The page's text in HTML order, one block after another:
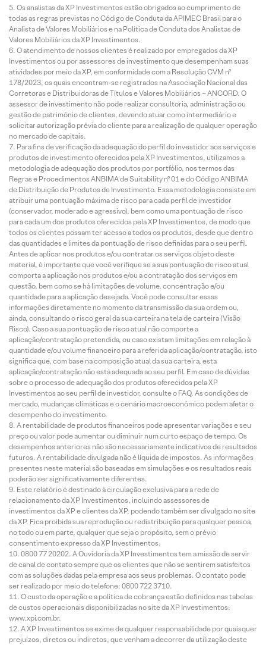
Os analistas da XP Investimentos estão obrigados ao cumprimento de
todas as regras previstas no Código de Conduta da APIMEC Brasil para o
Analista de Valores Mobiliários e na Política de Conduta dos Analistas de
Valores Mobiliários da XP Investimentos.
O atendimento de nossos clientes é realizado por empregados da XP
Investimentos ou por assessores de investimento que desempenham suas
atividades por meio da XP, em conformidade com a Resolução CVM nº
178/2023, os quais encontram-se registrados na Associação Nacional das
Corretoras e Distribuidoras de Títulos e Valores Mobiliários – ANCORD. O
assessor de investimento não pode realizar consultoria, administração ou
gestão de patrimônio de clientes, devendo atuar como intermediário e
solicitar autorização prévia do cliente para a realização de qualquer operação
no mercado de capitais.
Para fins de verificação da adequação do perfil do investidor aos serviços e
produtos de investimento oferecidos pela XP Investimentos, utilizamos a
metodologia de adequação dos produtos por portfólio, nos termos das
Regras e Procedimentos ANBIMA de Suitability nº 01 e do Código ANBIMA
de Distribuição de Produtos de Investimento. Essa metodologia consiste em
atribuir uma pontuação máxima de risco para cada perfil de investidor
(conservador, moderado e agressivo), bem como uma pontuação de risco
para cada um dos produtos oferecidos pela XP Investimentos, de modo que
todos os clientes possam ter acesso a todos os produtos, desde que dentro
das quantidades e limites da pontuação de risco definidas para o seu perfil.
Antes de aplicar nos produtos e/ou contratar os serviços objeto deste
material, é importante que você verifique se a sua pontuação de risco atual
comporta a aplicação nos produtos e/ou a contratação dos serviços em
questão, bem como se há limitações de volume, concentração e/ou
quantidade para a aplicação desejada. Você pode consultar essas
informações diretamente no momento da transmissão da sua ordem ou,
ainda, consultando o risco geral da sua carteira na tela de carteira (Visão
Risco). Caso a sua pontuação de risco atual não comporte a
aplicação/contratação pretendida, ou caso existam limitações em relação à
quantidade e/ou volume financeiro para a referida aplicação/contratação, isto
significa que, com base na composição atual da sua carteira, esta
aplicação/contratação não está adequada ao seu perfil. Em caso de dúvidas
sobre o processo de adequação dos produtos oferecidos pela XP
Investimentos ao seu perfil de investidor, consulte o FAQ. As condições de
mercado, mudanças climáticas e o cenário macroeconômico podem afetar o
desempenho do investimento.
A rentabilidade de produtos financeiros pode apresentar variações e seu
preço ou valor pode aumentar ou diminuir num curto espaço de tempo. Os
desempenhos anteriores não são necessariamente indicativos de resultados
futuros. A rentabilidade divulgada não é líquida de impostos. As informações
presentes neste material são baseadas em simulações e os resultados reais
poderão ser significativamente diferentes.
Este relatório é destinado à circulação exclusiva para a rede de
relacionamento da XP Investimentos, incluindo assessores de
investimentos da XP e clientes da XP, podendo também ser divulgado no site
da XP. Fica proibida sua reprodução ou redistribuição para qualquer pessoa,
no todo ou em parte, qualquer que seja o propósito, sem o prévio
consentimento expresso da XP Investimentos.
0800 77 20202. A Ouvidoria da XP Investimentos tem a missão de servir
de canal de contato sempre que os clientes que não se sentirem satisfeitos
com as soluções dadas pela empresa aos seus problemas. O contato pode
ser realizado por meio do telefone: 0800 722 3710.
O custo da operação e a política de cobrança estão definidos nas tabelas
de custos operacionais disponibilizadas no site da XP Investimentos:
www.xpi.com.br.
A XP Investimentos se exime de qualquer responsabilidade por quaisquer
prejuízos, diretos ou indiretos, que venham a decorrer da utilização deste